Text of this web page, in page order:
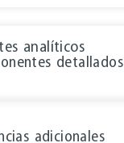
analíticos
detallados
adicionales